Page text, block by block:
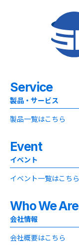
Service
製品・サービス
製品一覧はこちら
Event
イベント
イベント一覧はこちら
Who We Are
会社情報
会社概要はこちら